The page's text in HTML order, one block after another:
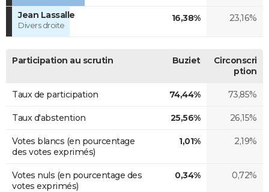
Jean Lassalle
Divers droite
16,38% 23,16%
Participation au scrutin Buziet
Circonscri
ption
Taux de participation 74,44% 73,85%
Taux d'abstention 25,56% 26,15%
Votes blancs (en pourcentage
des votes exprimés)
1,01% 2,19%
Votes nuls (en pourcentage des
votes exprimés)
0,34% 0,72%